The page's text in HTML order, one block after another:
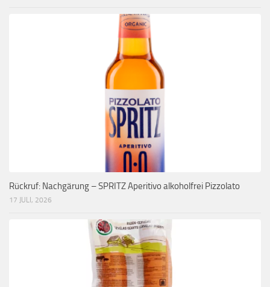
Rückruf: Nachgärung – SPRITZ Aperitivo alkoholfrei Pizzolato
17 JULI, 2026